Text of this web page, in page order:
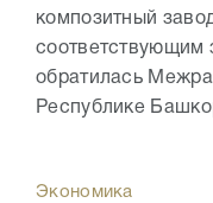
композитный
соответствующим
обратилась
Республике
Экономика